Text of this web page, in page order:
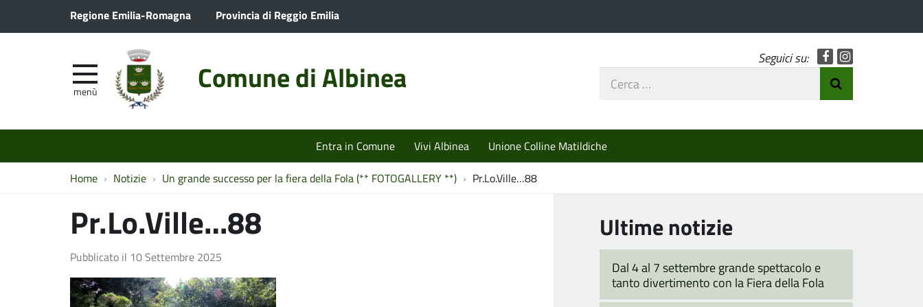
Regione Emilia-Romagna Provincia di Reggio Emilia
Comune di Albinea
menù
Seguici su: Facebook
Cerca
Entra in Comune Vivi Albinea Unione Colline Matildiche
Home Notizie Un grande successo per la fiera della Fola (** FOTOGALLERY **) Pr.Lo.Ville…88
Pr.Lo.Ville…88
Pubblicato il 10 Settembre 2025
Ultime notizie
Dal 4 al 7 settembre grande spettacolo e
tanto divertimento con la Fiera della Fola